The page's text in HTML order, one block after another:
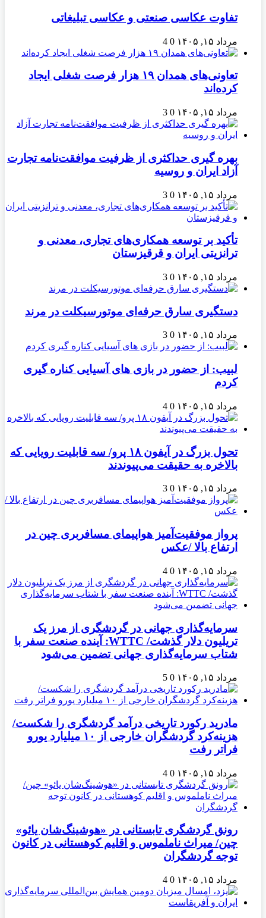
تفاوت عکاسی صنعتی و عکاسی تبلیغاتی
مرداد ۱۵, ۱۴۰۵ 0
4
تعاونی‌های همدان ۱۹ هزار فرصت شغلی ایجاد
کرده‌اند
مرداد ۱۵, ۱۴۰۵ 0
3
بهره گیری حداکثری از ظرفیت موافقت‌نامه تجارت
آزاد ایران و روسیه
مرداد ۱۵, ۱۴۰۵ 0
3
تأکید بر توسعه همکاری‌های تجاری، معدنی و
ترانزیتی ایران و قرقیزستان
مرداد ۱۵, ۱۴۰۵ 0
3
دستگیری سارق حرفه‌ای موتورسیکلت در مرند
مرداد ۱۵, ۱۴۰۵ 0
3
لبیب: از حضور در بازی های آسیایی کناره گیری
کردم
مرداد ۱۵, ۱۴۰۵ 0
4
تحول بزرگ در آیفون ۱۸ پرو/ سه قابلیت رویایی که
بالاخره به حقیقت می‌پیوندند
مرداد ۱۵, ۱۴۰۵ 0
3
پرواز موفقیت‌آمیز هواپیمای مسافربری چین در
ارتفاع بالا /عکس
مرداد ۱۵, ۱۴۰۵ 0
4
سرمایه‌گذاری جهانی در گردشگری از مرز یک
تریلیون دلار گذشت/ WTTC: آینده صنعت سفر با
شتاب سرمایه‌گذاری جهانی تضمین می‌شود
مرداد ۱۵, ۱۴۰۵ 0
5
مادرید رکورد تاریخی درآمد گردشگری را شکست/
هزینه‌کرد گردشگران خارجی از ۱۰ میلیارد یورو
فراتر رفت
مرداد ۱۵, ۱۴۰۵ 0
4
رونق گردشگری تابستانی در «هوشینگ‌شان یائو»
چین/ میراث ناملموس و اقلیم کوهستانی در کانون
توجه گردشگران
مرداد ۱۵, ۱۴۰۵ 0
4